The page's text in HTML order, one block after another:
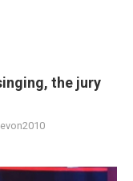
the jury
levon2010